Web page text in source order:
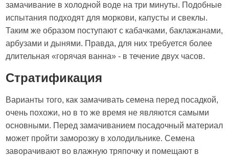
замачивание в холодной воде на три минуты. Подобные
испытания подходят для моркови, капусты и свеклы.
Таким же образом поступают с кабачками, баклажанами,
арбузами и дынями. Правда, для них требуется более
длительная «горячая ванна» - в течение двух часов.
Стратификация
Варианты того, как замачивать семена перед посадкой,
очень похожи, но в то же время не являются самыми
основными. Перед замачиванием посадочный материал
может пройти заморозку в холодильнике. Семена
заворачивают во влажную тряпочку и помещают в